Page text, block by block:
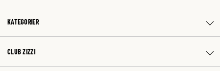
KATEGORIER
CLUB ZIZZI